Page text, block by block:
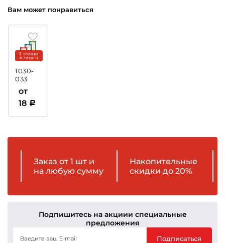
Вам может понравиться
1030-
033
3 товара
в серии
от
18
Заказ от 1 шт и
на любую сумму
Накопительные
скидки до 20%
Подпишитесь на акциии специальные
предложения
Подписаться